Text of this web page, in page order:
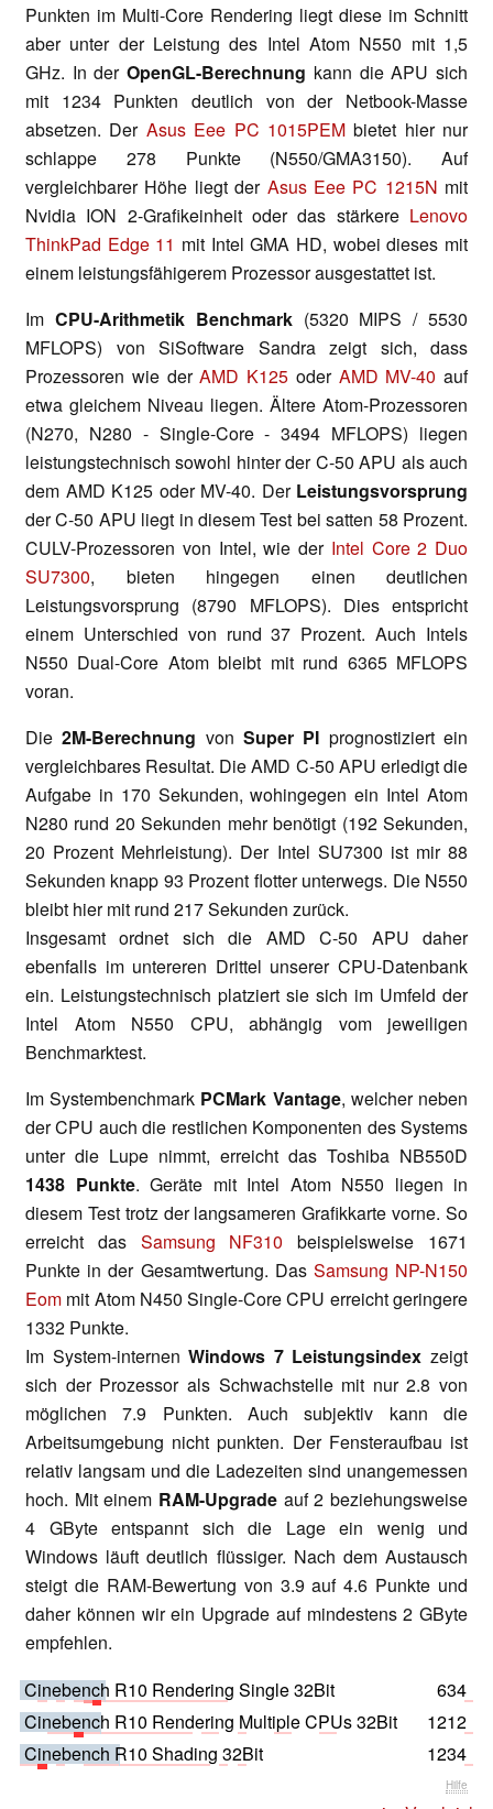
Punkten im Multi-Core Rendering liegt diese im Schnitt
aber unter der Leistung des Intel Atom N550 mit 1,5
GHz. In derOpenGL-Berechnung kann die APU sich
mit 1234 Punkten deutlich von der Netbook-Masse
absetzen. Der Asus Eee PC 1015PEMbietet hier nur
schlappe 278 Punkte (N550/GMA3150). Auf
vergleichbarer Höhe liegt der Asus Eee PC 1215N mit
Nvidia ION 2-Grafikeinheit oder das stärkere Lenovo
ThinkPad Edge 11 mit Intel GMA HD, wobei dieses mit
einem leistungsfähigerem Prozessor ausgestattet ist.
Im CPU-Arithmetik Benchmark (5320 MIPS / 5530
MFLOPS) von SiSoftware Sandra zeigt sich, dass
Prozessoren wie derAMD K125 oder AMD MV-40 auf
etwa gleichem Niveau liegen. Ältere Atom-Prozessoren
(N270, N280 - Single-Core - 3494 MFLOPS) liegen
leistungstechnisch sowohl hinter der C-50 APU als auch
dem AMD K125 oder MV-40. Der Leistungsvorsprung
der C-50 APU liegt in diesem Test bei satten 58 Prozent.
CULV-Prozessoren von Intel, wie der Intel Core 2 Duo
SU7300, bieten hingegen einen deutlichen
Leistungsvorsprung (8790 MFLOPS). Dies entspricht
einem Unterschied von rund 37 Prozent. Auch Intels
N550 Dual-Core Atom bleibt mit rund 6365 MFLOPS
voran.
Die2M-Berechnung vonSuper PI prognostiziert ein
vergleichbares Resultat. Die AMD C-50 APU erledigt die
Aufgabe in 170 Sekunden, wohingegen ein Intel Atom
N280 rund 20 Sekunden mehr benötigt (192 Sekunden,
20 Prozent Mehrleistung). Der Intel SU7300 ist mir 88
Sekunden knapp 93 Prozent flotter unterwegs. Die N550
bleibt hier mit rund 217 Sekunden zurück.
Insgesamt ordnet sich die AMD C-50 APU daher
ebenfalls im untereren Drittel unserer CPU-Datenbank
ein. Leistungstechnisch platziert sie sich im Umfeld der
Intel Atom N550 CPU, abhängig vom jeweiligen
Benchmarktest.
Im Systembenchmark PCMark Vantage, welcher neben
der CPU auch die restlichen Komponenten des Systems
unter die Lupe nimmt, erreicht das Toshiba NB550D
1438 Punkte. Geräte mit Intel Atom N550 liegen in
diesem Test trotz der langsameren Grafikkarte vorne. So
erreicht das Samsung NF310 beispielsweise 1671
Punkte in der Gesamtwertung. Das Samsung NP-N150
Eom mit Atom N450 Single-Core CPU erreicht geringere
1332 Punkte.
Im System-internenWindows 7 Leistungsindex zeigt
sich der Prozessor als Schwachstelle mit nur 2.8 von
möglichen 7.9 Punkten. Auch subjektiv kann die
Arbeitsumgebung nicht punkten. Der Fensteraufbau ist
relativ langsam und die Ladezeiten sind unangemessen
hoch. Mit einem RAM-Upgrade auf 2 beziehungsweise
4 GByte entspannt sich die Lage ein wenig und
Windows läuft deutlich flüssiger. Nach dem Austausch
steigt die RAM-Bewertung von 3.9 auf 4.6 Punkte und
daher können wir ein Upgrade auf mindestens 2 GByte
empfehlen.
Cinebench R10 Rendering Single 32Bit
634
Cinebench R10 Rendering Multiple CPUs 32Bit
1212
Cinebench R10 Shading 32Bit
1234
Hilfe